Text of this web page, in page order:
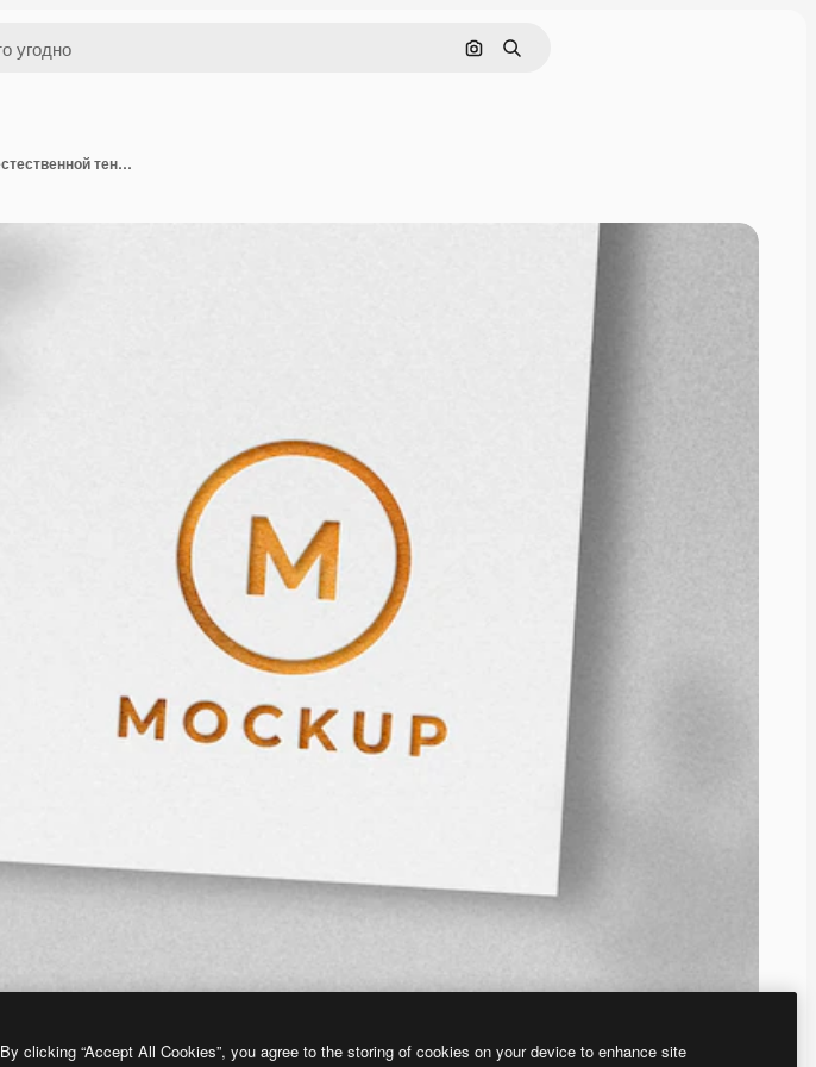
Поиск по изображению
Поиск
Золотой макет логотипа с тиснением на белой бумаге с естественной тенью
By clicking “Accept All Cookies”, you agree to the storing of cookies on your device to enhance site